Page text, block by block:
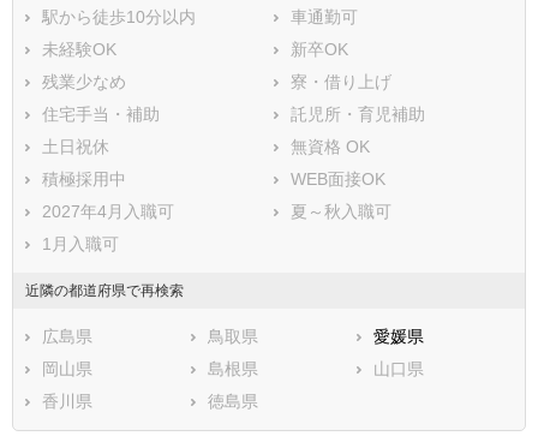
駅から徒歩10分以内
車通勤可
未経験OK
新卒OK
残業少なめ
寮・借り上げ
住宅手当・補助
託児所・育児補助
土日祝休
無資格 OK
積極採用中
WEB面接OK
2027年4月入職可
夏～秋入職可
1月入職可
近隣の都道府県で再検索
広島県 鳥取県
愛媛県
岡山県
島根県
山口県
香川県
徳島県